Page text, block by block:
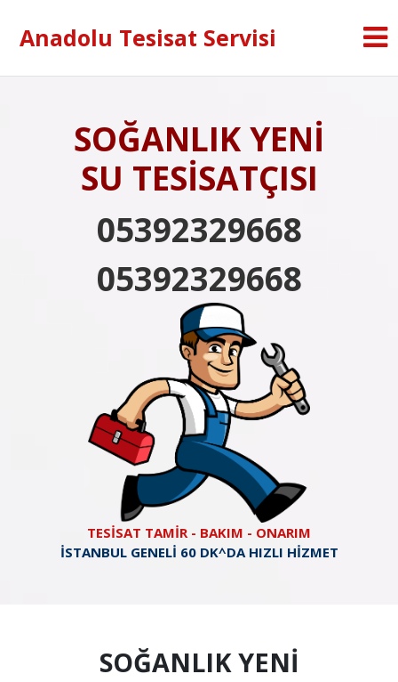
Anadolu Tesisat Servisi
SOĞANLIK YENİ
SU TESİSATÇISI
05392329668
05392329668
TESİSAT TAMİR - BAKIM - ONARIM
İSTANBUL GENELİ 60 DK^DA HIZLI HİZMET
SOĞANLIK YENİ